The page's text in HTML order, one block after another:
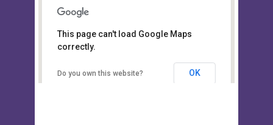
Board of Intermediate &
Secondary Education, Alampur,
Sylhet
This page can't load Google Maps